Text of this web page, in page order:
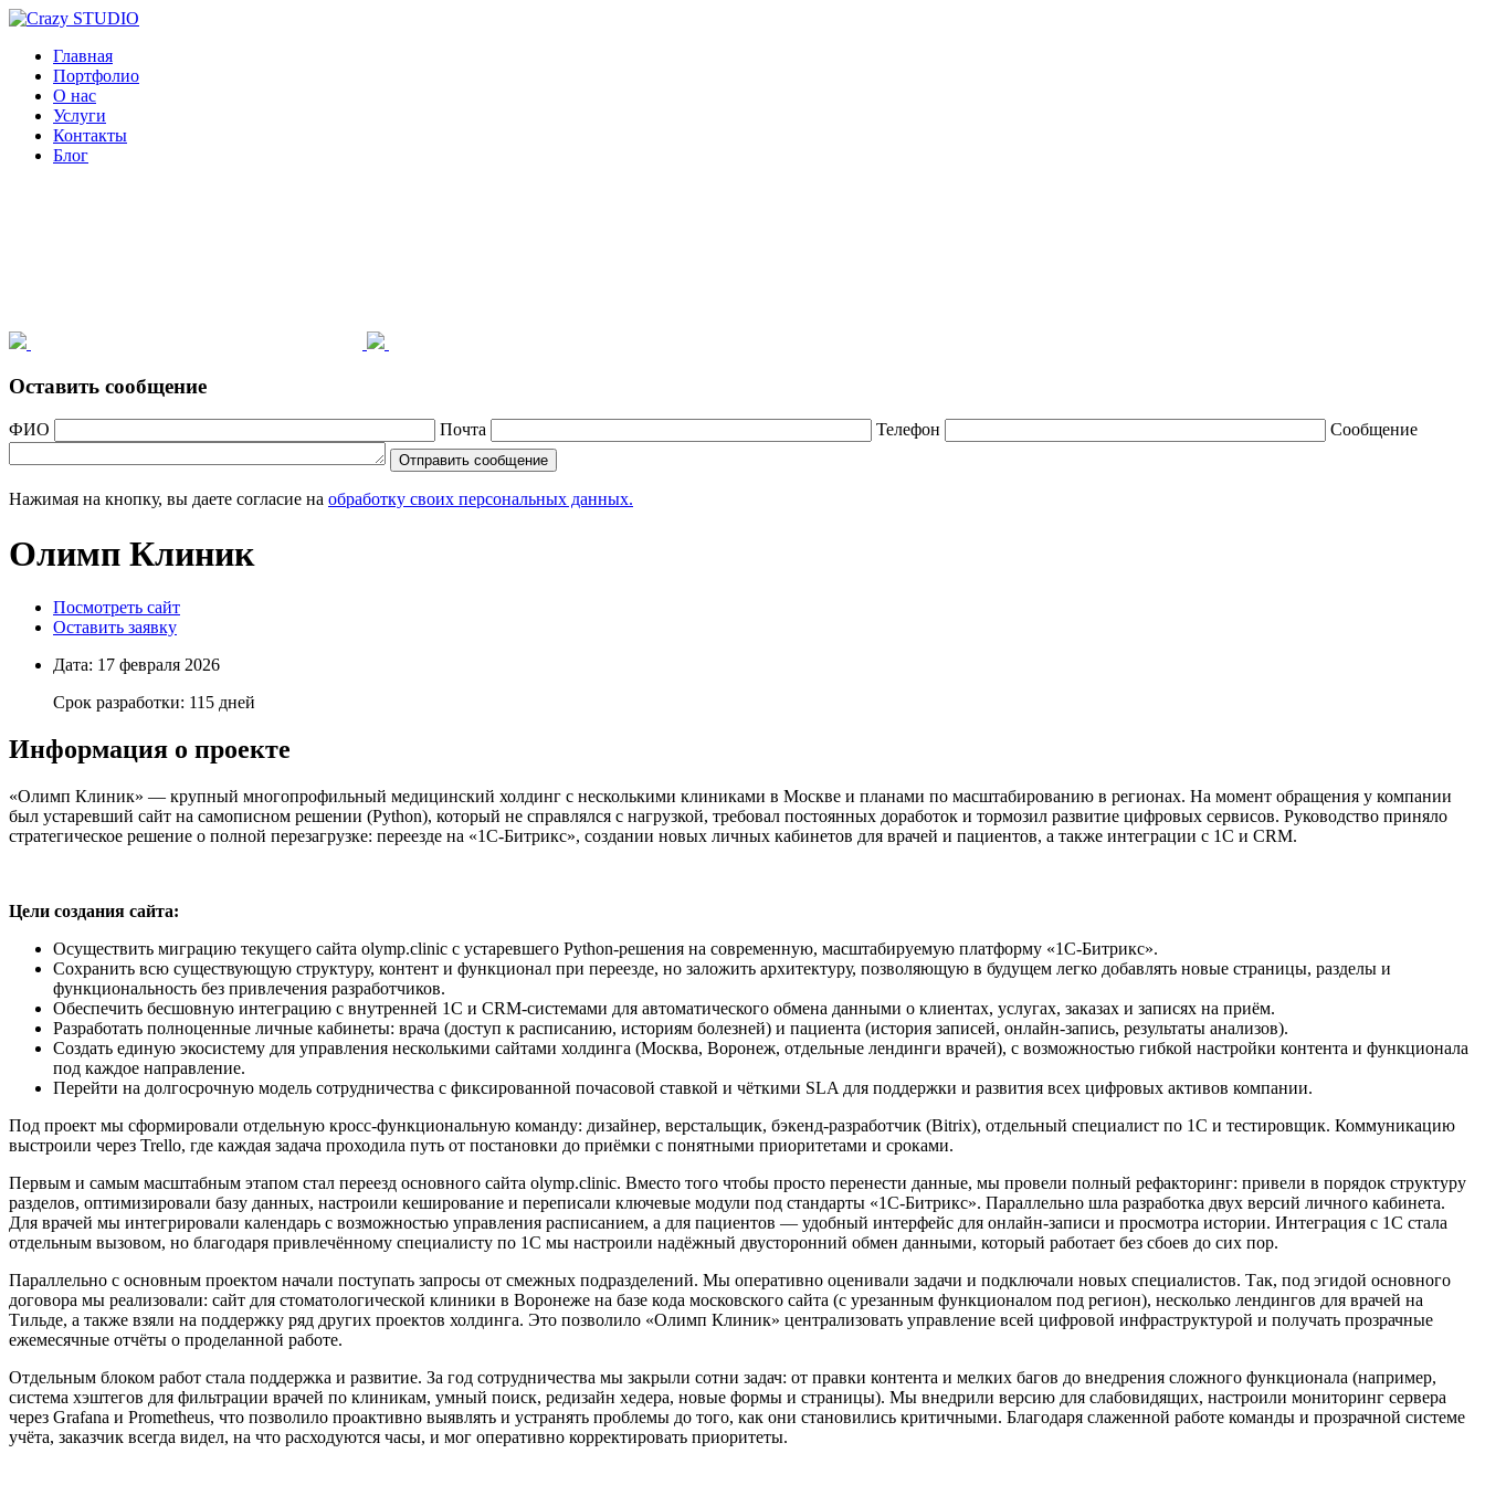
Главная
Портфолио
О нас
Услуги
Контакты
Блог
Оставить сообщение
ФИО Почта Телефон Сообщение
Нажимая на кнопку, вы даете согласие на обработку своих персональных данных.
Олимп Клиник
Посмотреть сайт
Оставить заявку
Дата: 17 февраля 2026
Срок разработки: 115 дней
Информация о проекте
«Олимп Клиник» — крупный многопрофильный медицинский холдинг с несколькими клиниками в Москве и планами по масштабированию в регионах. На момент обращения у компании
был устаревший сайт на самописном решении (Python), который не справлялся с нагрузкой, требовал постоянных доработок и тормозил развитие цифровых сервисов. Руководство приняло
стратегическое решение о полной перезагрузке: переезде на «1С-Битрикс», создании новых личных кабинетов для врачей и пациентов, а также интеграции с 1С и CRM.
Цели создания сайта:
Осуществить миграцию текущего сайта olymp.clinic с устаревшего Python-решения на современную, масштабируемую платформу «1С-Битрикс».
Сохранить всю существующую структуру, контент и функционал при переезде, но заложить архитектуру, позволяющую в будущем легко добавлять новые страницы, разделы и
функциональность без привлечения разработчиков.
Обеспечить бесшовную интеграцию с внутренней 1С и CRM-системами для автоматического обмена данными о клиентах, услугах, заказах и записях на приём.
Разработать полноценные личные кабинеты: врача (доступ к расписанию, историям болезней) и пациента (история записей, онлайн-запись, результаты анализов).
Создать единую экосистему для управления несколькими сайтами холдинга (Москва, Воронеж, отдельные лендинги врачей), с возможностью гибкой настройки контента и функционала
под каждое направление.
Перейти на долгосрочную модель сотрудничества с фиксированной почасовой ставкой и чёткими SLA для поддержки и развития всех цифровых активов компании.
Под проект мы сформировали отдельную кросс-функциональную команду: дизайнер, верстальщик, бэкенд-разработчик (Bitrix), отдельный специалист по 1С и тестировщик. Коммуникацию
выстроили через Trello, где каждая задача проходила путь от постановки до приёмки с понятными приоритетами и сроками.
Первым и самым масштабным этапом стал переезд основного сайта olymp.clinic. Вместо того чтобы просто перенести данные, мы провели полный рефакторинг: привели в порядок структуру
разделов, оптимизировали базу данных, настроили кеширование и переписали ключевые модули под стандарты «1С-Битрикс». Параллельно шла разработка двух версий личного кабинета.
Для врачей мы интегрировали календарь с возможностью управления расписанием, а для пациентов — удобный интерфейс для онлайн-записи и просмотра истории. Интеграция с 1С стала
отдельным вызовом, но благодаря привлечённому специалисту по 1С мы настроили надёжный двусторонний обмен данными, который работает без сбоев до сих пор.
Параллельно с основным проектом начали поступать запросы от смежных подразделений. Мы оперативно оценивали задачи и подключали новых специалистов. Так, под эгидой основного
договора мы реализовали: сайт для стоматологической клиники в Воронеже на базе кода московского сайта (с урезанным функционалом под регион), несколько лендингов для врачей на
Тильде, а также взяли на поддержку ряд других проектов холдинга. Это позволило «Олимп Клиник» централизовать управление всей цифровой инфраструктурой и получать прозрачные
ежемесячные отчёты о проделанной работе.
Отдельным блоком работ стала поддержка и развитие. За год сотрудничества мы закрыли сотни задач: от правки контента и мелких багов до внедрения сложного функционала (например,
система хэштегов для фильтрации врачей по клиникам, умный поиск, редизайн хедера, новые формы и страницы). Мы внедрили версию для слабовидящих, настроили мониторинг сервера
через Grafana и Prometheus, что позволило проактивно выявлять и устранять проблемы до того, как они становились критичными. Благодаря слаженной работе команды и прозрачной системе
учёта, заказчик всегда видел, на что расходуются часы, и мог оперативно корректировать приоритеты.